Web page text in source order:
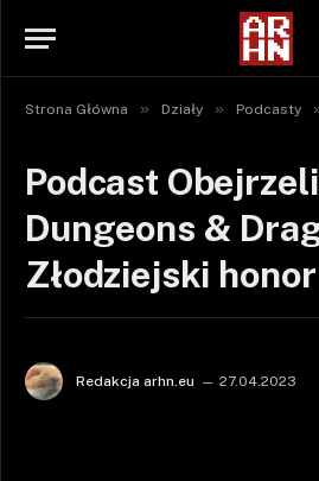
Strona Główna » Działy » Podcasty
Podcast
Dungeons &
Złodziejski honor
Redakcja arhn.eu 27.04.2023